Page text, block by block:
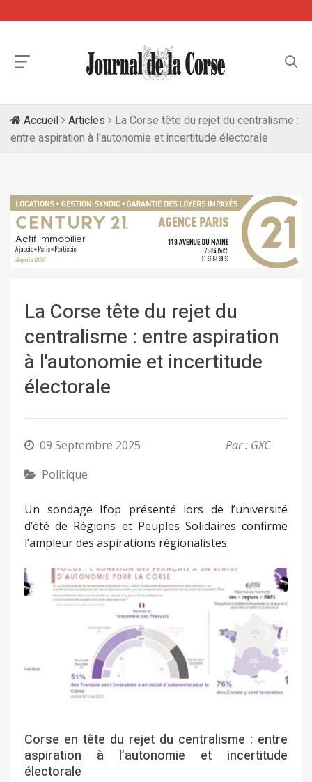
Accueil Articles
La Corse tête du rejet du centralisme :
entre aspiration à l'autonomie et incertitude électorale
La Corse tête du rejet du
centralisme : entre aspiration
à l'autonomie et incertitude
électorale
09 Septembre 2025
Par : GXC
Politique
Un sondage Ifop présenté lors de l’université
d’été de Régions et Peuples Solidaires confirme
l’ampleur des aspirations régionalistes.
Suivant
Corse en tête du rejet du centralisme : entre
aspiration à l’autonomie et incertitude
électorale